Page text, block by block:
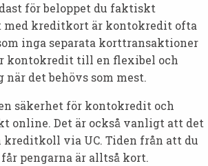
för beloppet du faktiskt
med kreditkort är kontokredit ofta
inga separata korttransaktioner
kontokredit till en flexibel och
det behövs som mest.
säkerhet för kontokredit och
online. Det är också vanligt att det
kreditkoll via UC. Tiden från att du
pengarna är alltså kort.